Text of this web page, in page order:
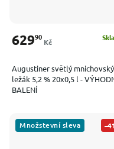
Augustiner světlý mnichovský
ležák 5,2 % 20x0,5 l -
BALENÍ
62990
Kč
Množstevní sleva